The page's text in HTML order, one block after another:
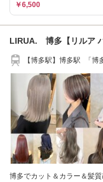
￥6,500
LIRUA. 博多【リルア ハ
【博多駅】博多駅 「博
博多でカット＆カラー＆髪